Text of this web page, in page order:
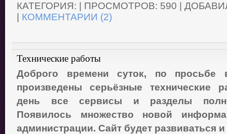
КАТЕГОРИЯ:
| ПРОСМОТРОВ: 590 |
КОММЕНТАРИИ (2)
Технические работы
Доброго времени суток, по просьбе
произведены серьёзные технические
день все сервисы и разделы
Появилось множество новой
администрации. Сайт будет развиваться